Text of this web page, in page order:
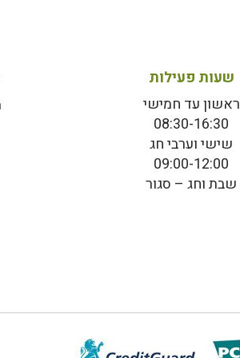
שעות פעילות
ראשון עד חמישי
08:30-16:30
שישי וערבי חג
09:00-12:00
שבת וחג – סגור